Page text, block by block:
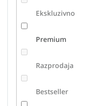
Ekskluzivno
Premium
Razprodaja
Bestseller